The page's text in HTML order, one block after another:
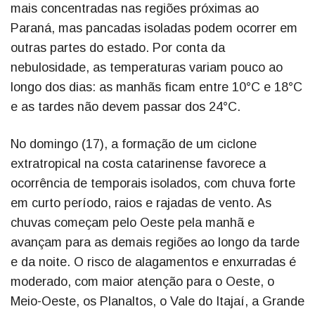
mais concentradas nas regiões próximas ao
Paraná, mas pancadas isoladas podem ocorrer em
outras partes do estado. Por conta da
nebulosidade, as temperaturas variam pouco ao
longo dos dias: as manhãs ficam entre 10°C e 18°C
e as tardes não devem passar dos 24°C.
No domingo (17), a formação de um ciclone
extratropical na costa catarinense favorece a
ocorrência de temporais isolados, com chuva forte
em curto período, raios e rajadas de vento. As
chuvas começam pelo Oeste pela manhã e
avançam para as demais regiões ao longo da tarde
e da noite. O risco de alagamentos e enxurradas é
moderado, com maior atenção para o Oeste, o
Meio-Oeste, os Planaltos, o Vale do Itajaí, a Grande